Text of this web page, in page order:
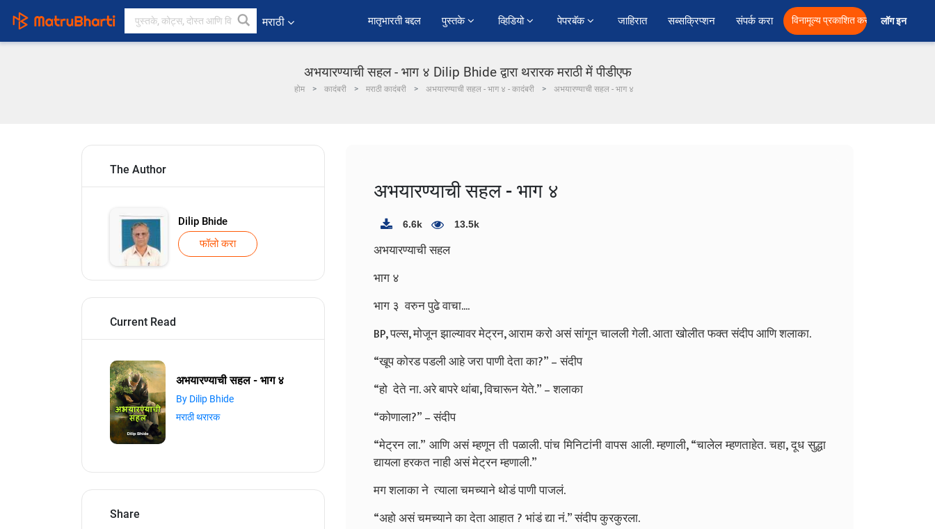
मराठी ﻿मातृभारती बद्दल पुस्तके व्हिडियो पेपरबॅक जाहिरात सब्सक्रिप्शन संपर्क करा विनामूल्य प्रकाशित करा लॉग इन
अभयारण्याची सहल - भाग ४ Dilip Bhide द्वारा थरारक मराठी में पीडीएफ
होम कादंबरी मराठी कादंबरी अभयारण्याची सहल - भाग ४ - कादंबरी अभयारण्याची सहल - भाग ४
The Author
Dilip Bhide
फॉलो करा
Current Read
अभयारण्याची सहल - भाग ४
By Dilip Bhide
मराठी थरारक
Share
अभयारण्याची सहल - भाग ४
6.6k 13.5k
अभयारण्याची सहल
भाग ४
भाग ३ वरुन पुढे वाचा....
BP, पल्स, मोजून झाल्यावर मेट्रन, आराम करो असं सांगून चालली गेली. आता खोलीत फक्त संदीप आणि शलाका.
“खूप कोरड पडली आहे जरा पाणी देता का?” – संदीप
“हो देते ना. अरे बापरे थांबा, विचारून येते.” – शलाका
“कोणाला?” – संदीप
“मेट्रन ला.” आणि असं म्हणून ती पळाली. पांच मिनिटांनी वापस आली. म्हणाली, “चालेल म्हणताहेत. चहा, दूध सुद्धा
द्यायला हरकत नाही असं मेट्रन म्हणाली.”
मग शलाका ने त्याला चमच्याने थोडं पाणी पाजलं.
“अहो असं चमच्याने का देता आहात ? भांडं द्या नं.” संदीप कुरकुरला.